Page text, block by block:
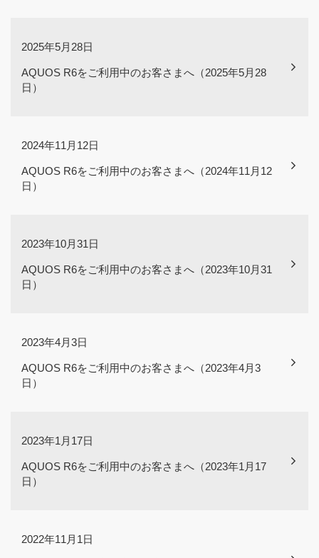
2025年5月28日
AQUOS R6をご利用中のお客さまへ（2025年5月28
日）
2024年11月12日
AQUOS R6をご利用中のお客さまへ（2024年11月12
日）
2023年10月31日
AQUOS R6をご利用中のお客さまへ（2023年10月31
日）
2023年4月3日
AQUOS R6をご利用中のお客さまへ（2023年4月3
日）
2023年1月17日
AQUOS R6をご利用中のお客さまへ（2023年1月17
日）
2022年11月1日